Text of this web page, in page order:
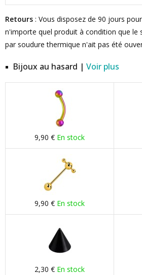
Retours : Vous disposez de 90 jours
n'importe quel produit à condition que le
par soudure thermique n'ait pas été
Bijoux au hasard | Voir plus
9,90 € En stock
9,90 € En stock
2,30 € En stock